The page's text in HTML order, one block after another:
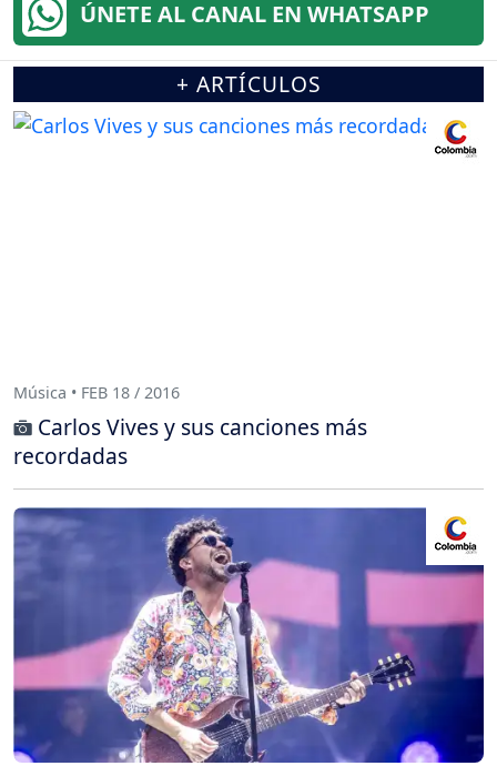
ÚNETE AL CANAL EN WHATSAPP
+ ARTÍCULOS
Música • FEB 18 / 2016
Carlos Vives y sus canciones más
recordadas